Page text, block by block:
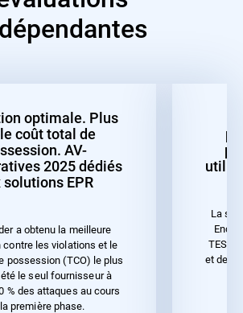
optimale. Plus
coût total de
AV-
2025 dédiés
solutions EPR
a obtenu la meilleure
contre les violations et le
possession (TCO) le plus
le seul fournisseur à
% des attaques au cours
première phase.
La
TEST
et de la